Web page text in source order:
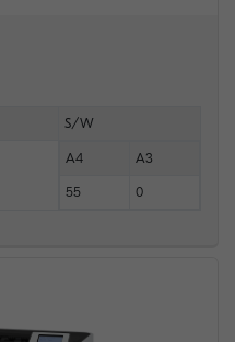
S/W
A4 A3
55 0